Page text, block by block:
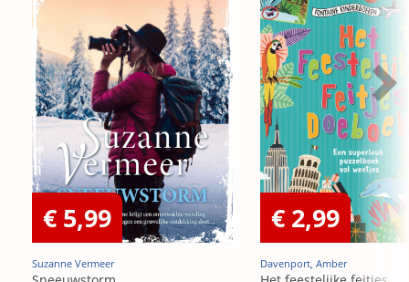
€ 5,99
Suzanne Vermeer
€ 2,99
Davenport, Amber